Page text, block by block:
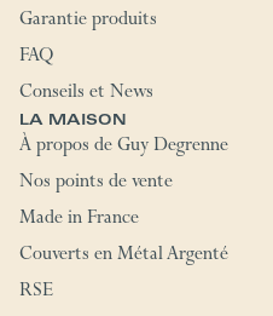
Garantie produits
FAQ
Conseils et News
LA MAISON
À propos de Guy Degrenne
Nos points de vente
Made in France
Couverts en Métal Argenté
RSE